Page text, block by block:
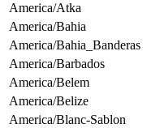
America/Atka
America/Bahia
America/Bahia_Banderas
America/Barbados
America/Belem
America/Belize
America/Blanc-Sablon